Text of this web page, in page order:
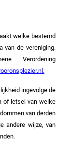
welke bestemd
van de vereniging.
Verordening
ingevolge de
of letsel van welke
van derden
andere wijze, van